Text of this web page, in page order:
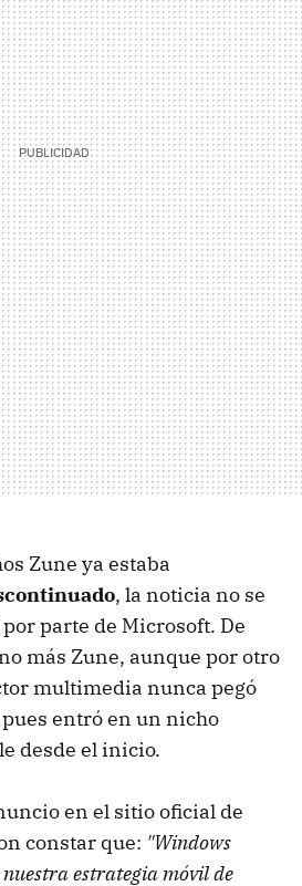
Zune ya estaba
, la noticia no se
parte de Microsoft. De
más Zune, aunque por otro
multimedia nunca pegó
entró en un nicho
desde el inicio.
en el sitio oficial de
constar que: "Windows
nuestra estrategia móvil de